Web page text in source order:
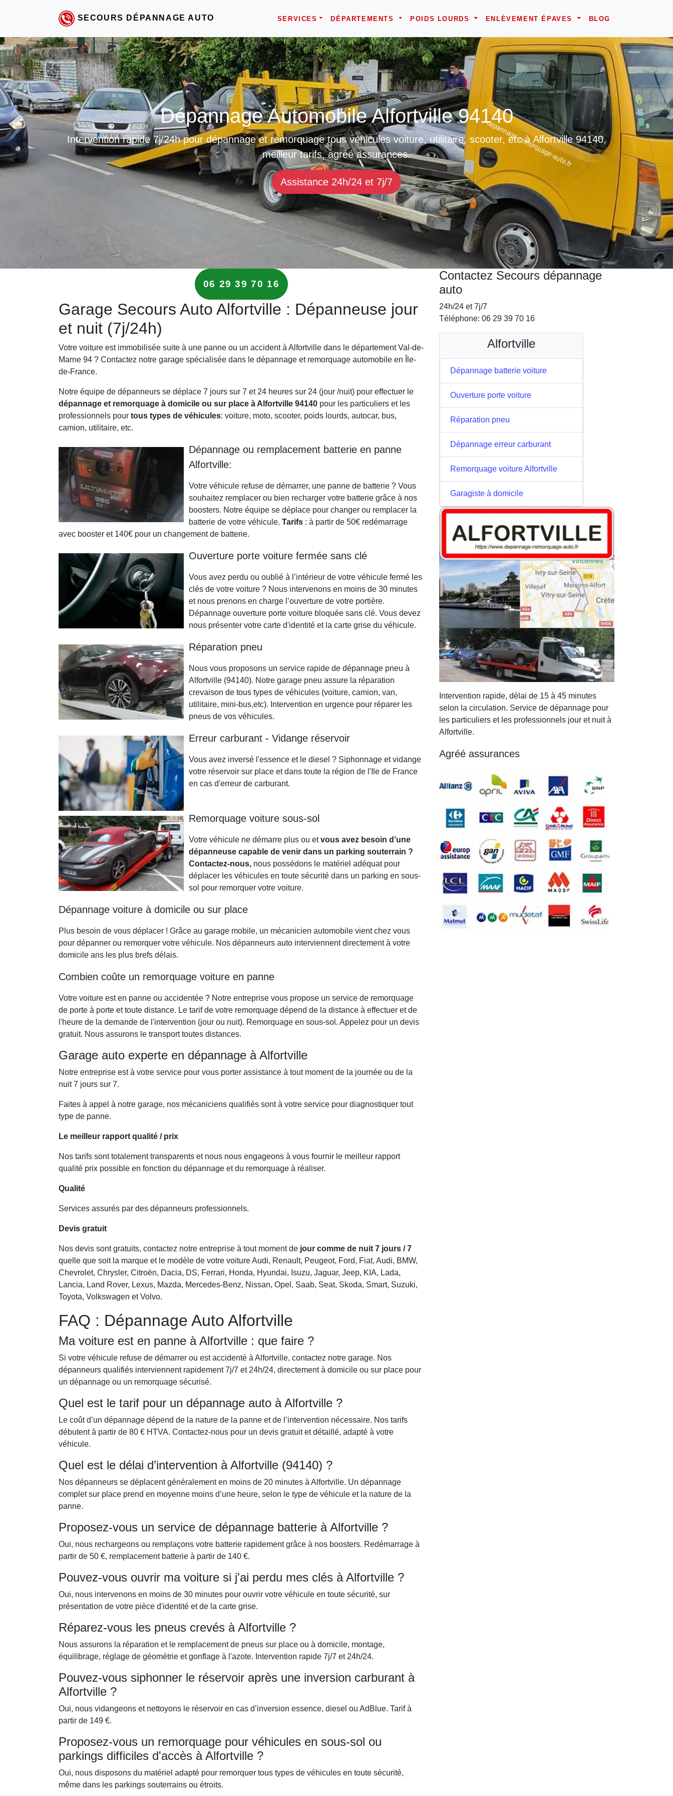
SECOURS DÉPANNAGE AUTO SERVICES DÉPARTEMENTS POIDS LOURDS ENLÈVEMENT ÉPAVES BLOG
Dépannage Automobile Alfortville 94140
Intervention rapide 7j/24h pour dépannage et remorquage tous véhicules voiture, utilitaire, scooter, etc à Alfortville 94140,
meilleur tarifs, agréé assurances.
Assistance 24h/24 et 7j/7
06 29 39 70 16
Garage Secours Auto Alfortville : Dépanneuse jour
et nuit (7j/24h)
Votre voiture est immobilisée suite à une panne ou un accident à Alfortville dans le département Val-de-
Marne 94 ? Contactez notre garage spécialisée dans le dépannage et remorquage automobile en Île-
de-France.
Notre équipe de dépanneurs se déplace 7 jours sur 7 et 24 heures sur 24 (jour /nuit) pour effectuer le
dépannage et remorquage à domicile ou sur place à Alfortville 94140 pour les particuliers et les
professionnels pour tous types de véhicules: voiture, moto, scooter, poids lourds, autocar, bus,
camion, utilitaire, etc.
Dépannage ou remplacement batterie en panne
Alfortville:
Votre véhicule refuse de démarrer, une panne de batterie ? Vous
souhaitez remplacer ou bien recharger votre batterie grâce à nos
boosters. Notre équipe se déplace pour changer ou remplacer la
batterie de votre véhicule. Tarifs : à partir de 50€ redémarrage
avec booster et 140€ pour un changement de batterie.
Ouverture porte voiture fermée sans clé
Vous avez perdu ou oublié à l’intérieur de votre véhicule fermé les
clés de votre voiture ? Nous intervenons en moins de 30 minutes
et nous prenons en charge l’ouverture de votre portière.
Dépannage ouverture porte voiture bloquée sans clé. Vous devez
nous présenter votre carte d'identité et la carte grise du véhicule.
Réparation pneu
Nous vous proposons un service rapide de dépannage pneu à
Alfortville (94140). Notre garage pneu assure la réparation
crevaison de tous types de véhicules (voiture, camion, van,
utilitaire, mini-bus,etc). Intervention en urgence pour réparer les
pneus de vos véhicules.
Erreur carburant - Vidange réservoir
Vous avez inversé l'essence et le diesel ? Siphonnage et vidange
votre réservoir sur place et dans toute la région de l'Ile de France
en cas d'erreur de carburant.
Remorquage voiture sous-sol
Votre véhicule ne démarre plus ou etvous avez besoin d’une
dépanneuse capable de venir dans un parking souterrain ?
Contactez-nous, nous possédons le matériel adéquat pour
déplacer les véhicules en toute sécurité dans un parking en sous-
sol pour remorquer votre voiture.
Dépannage voiture à domicile ou sur place
Plus besoin de vous déplacer ! Grâce au garage mobile, un mécanicien automobile vient chez vous
pour dépanner ou remorquer votre véhicule. Nos dépanneurs auto interviennent directement à votre
domicile ans les plus brefs délais.
Combien coûte un remorquage voiture en panne
Votre voiture est en panne ou accidentée ? Notre entreprise vous propose un service de remorquage
de porte à porte et toute distance. Le tarif de votre remorquage dépend de la distance à effectuer et de
l'heure de la demande de l'intervention (jour ou nuit). Remorquage en sous-sol. Appelez pour un devis
gratuit. Nous assurons le transport toutes distances.
Garage auto experte en dépannage à Alfortville
Notre entreprise est à votre service pour vous porter assistance à tout moment de la journée ou de la
nuit 7 jours sur 7.
Faites à appel à notre garage, nos mécaniciens qualifiés sont à votre service pour diagnostiquer tout
type de panne.
Le meilleur rapport qualité / prix
Nos tarifs sont totalement transparents et nous nous engageons à vous fournir le meilleur rapport
qualité prix possible en fonction du dépannage et du remorquage à réaliser.
Qualité
Services assurés par des dépanneurs professionnels.
Devis gratuit
Nos devis sont gratuits, contactez notre entreprise à tout moment de jour comme de nuit 7 jours / 7
quelle que soit la marque et le modèle de votre voiture Audi, Renault, Peugeot, Ford, Fiat, Audi, BMW,
Chevrolet, Chrysler, Citroën, Dacia, DS, Ferrari, Honda, Hyundai, Isuzu, Jaguar, Jeep, KIA, Lada,
Lancia, Land Rover, Lexus, Mazda, Mercedes-Benz, Nissan, Opel, Saab, Seat, Skoda, Smart, Suzuki,
Toyota, Volkswagen et Volvo.
FAQ : Dépannage Auto Alfortville
Ma voiture est en panne à Alfortville : que faire ?
Si votre véhicule refuse de démarrer ou est accidenté à Alfortville, contactez notre garage. Nos
dépanneurs qualifiés interviennent rapidement 7j/7 et 24h/24, directement à domicile ou sur place pour
un dépannage ou un remorquage sécurisé.
Quel est le tarif pour un dépannage auto à Alfortville ?
Le coût d’un dépannage dépend de la nature de la panne et de l’intervention nécessaire. Nos tarifs
débutent à partir de 80 € HTVA. Contactez-nous pour un devis gratuit et détaillé, adapté à votre
véhicule.
Quel est le délai d’intervention à Alfortville (94140) ?
Nos dépanneurs se déplacent généralement en moins de 20 minutes à Alfortville. Un dépannage
complet sur place prend en moyenne moins d’une heure, selon le type de véhicule et la nature de la
panne.
Proposez-vous un service de dépannage batterie à Alfortville ?
Oui, nous rechargeons ou remplaçons votre batterie rapidement grâce à nos boosters. Redémarrage à
partir de 50 €, remplacement batterie à partir de 140 €.
Pouvez-vous ouvrir ma voiture si j'ai perdu mes clés à Alfortville ?
Oui, nous intervenons en moins de 30 minutes pour ouvrir votre véhicule en toute sécurité, sur
présentation de votre pièce d'identité et de la carte grise.
Réparez-vous les pneus crevés à Alfortville ?
Nous assurons la réparation et le remplacement de pneus sur place ou à domicile, montage,
équilibrage, réglage de géométrie et gonflage à l'azote. Intervention rapide 7j/7 et 24h/24.
Pouvez-vous siphonner le réservoir après une inversion carburant à
Alfortville ?
Oui, nous vidangeons et nettoyons le réservoir en cas d’inversion essence, diesel ou AdBlue. Tarif à
partir de 149 €.
Proposez-vous un remorquage pour véhicules en sous-sol ou
parkings difficiles d'accès à Alfortville ?
Oui, nous disposons du matériel adapté pour remorquer tous types de véhicules en toute sécurité,
même dans les parkings souterrains ou étroits.
Contactez Secours dépannage
auto
24h/24 et 7j/7
Téléphone: 06 29 39 70 16
Alfortville
Dépannage batterie voiture
Ouverture porte voiture
Réparation pneu
Dépannage erreur carburant
Remorquage voiture Alfortville
Garagiste à domicile
Intervention rapide, délai de 15 à 45 minutes
selon la circulation. Service de dépannage pour
les particuliers et les professionnels jour et nuit à
Alfortville.
Agréé assurances